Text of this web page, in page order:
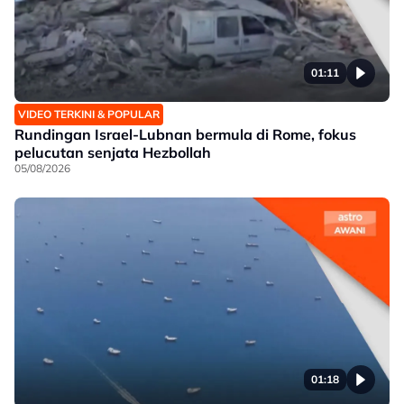
01:11
VIDEO TERKINI & POPULAR
Rundingan Israel-Lubnan bermula di Rome, fokus
pelucutan senjata Hezbollah
05/08/2026
01:18